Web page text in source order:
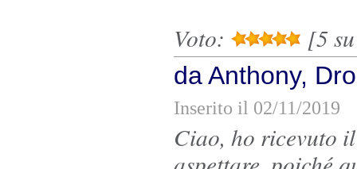
Voto:
[5
da Anthony,
Inserito il 02/11/2019
Ciao, ho ricevuto